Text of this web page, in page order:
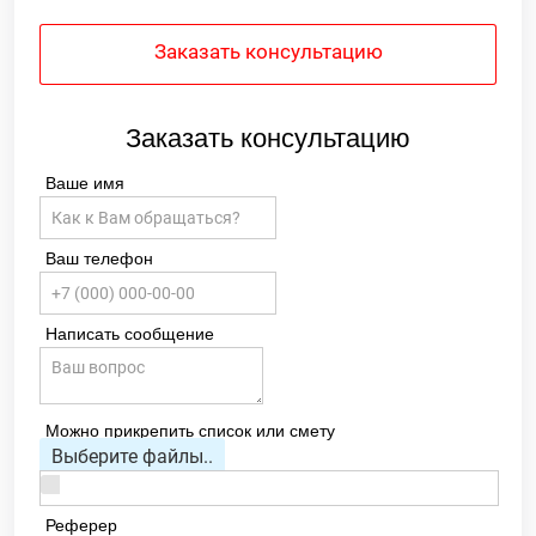
Заказать консультацию
Заказать консультацию
Ваше имя
Ваш телефон
Написать сообщение
Можно прикрепить список или смету
Выберите файлы..
Реферер